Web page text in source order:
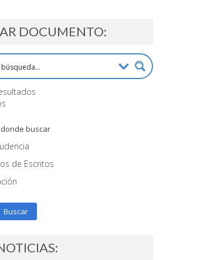
DOCUMENTO:
buscar
de Escritos
Buscar